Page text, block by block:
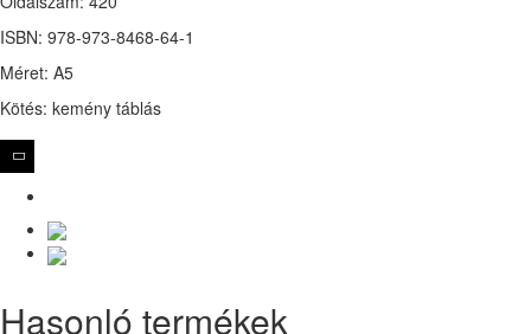
ISBN: 978-973-8468-64-1
Méret: A5
Kötés: kemény táblás
Hasonló termékek